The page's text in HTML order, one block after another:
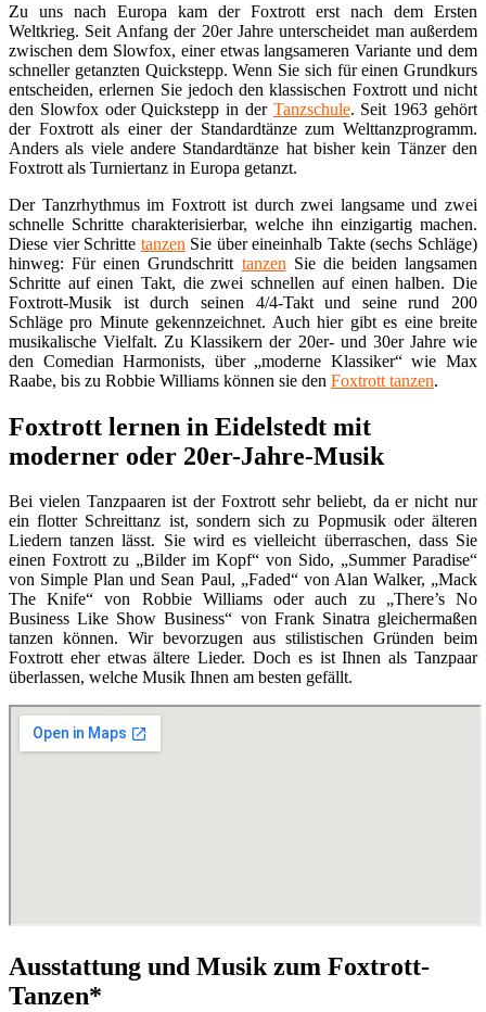
Zu uns nach Europa kam der Foxtrott erst nach dem Ersten
Weltkrieg. Seit Anfang der 20er Jahre unterscheidet man außerdem
zwischen dem Slowfox, einer etwas langsameren Variante und dem
schneller getanzten Quickstepp. Wenn Sie sich für einen Grundkurs
entscheiden, erlernen Sie jedoch den klassischen Foxtrott und nicht
den Slowfox oder Quickstepp in der Tanzschule. Seit 1963 gehört
der Foxtrott als einer der Standardtänze zum Welttanzprogramm.
Anders als viele andere Standardtänze hat bisher kein Tänzer den
Foxtrott als Turniertanz in Europa getanzt.
Der Tanzrhythmus im Foxtrott ist durch zwei langsame und zwei
schnelle Schritte charakterisierbar, welche ihn einzigartig machen.
Diese vier Schritte tanzen Sie über eineinhalb Takte (sechs Schläge)
hinweg: Für einen Grundschritt tanzen Sie die beiden langsamen
Schritte auf einen Takt, die zwei schnellen auf einen halben. Die
Foxtrott-Musik ist durch seinen 4/4-Takt und seine rund 200
Schläge pro Minute gekennzeichnet. Auch hier gibt es eine breite
musikalische Vielfalt. Zu Klassikern der 20er- und 30er Jahre wie
den Comedian Harmonists, über „moderne Klassiker“ wie Max
Raabe, bis zu Robbie Williams können sie den Foxtrott tanzen.
Foxtrott lernen in Eidelstedt mit
moderner oder 20er-Jahre-Musik
Bei vielen Tanzpaaren ist der Foxtrott sehr beliebt, da er nicht nur
ein flotter Schreittanz ist, sondern sich zu Popmusik oder älteren
Liedern tanzen lässt. Sie wird es vielleicht überraschen, dass Sie
einen Foxtrott zu „Bilder im Kopf“ von Sido, „Summer Paradise“
von Simple Plan und Sean Paul, „Faded“ von Alan Walker, „Mack
The Knife“ von Robbie Williams oder auch zu „There’s No
Business Like Show Business“ von Frank Sinatra gleichermaßen
tanzen können. Wir bevorzugen aus stilistischen Gründen beim
Foxtrott eher etwas ältere Lieder. Doch es ist Ihnen als Tanzpaar
überlassen, welche Musik Ihnen am besten gefällt.
Ausstattung und Musik zum Foxtrott-
Tanzen*